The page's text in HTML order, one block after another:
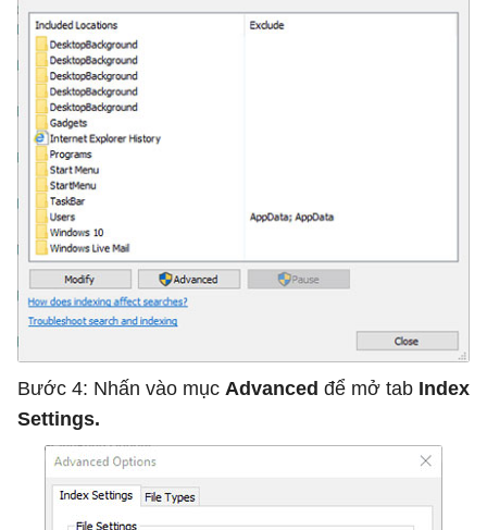
Bước 4: Nhấn vào mục Advanced để mở tab Index
Settings.